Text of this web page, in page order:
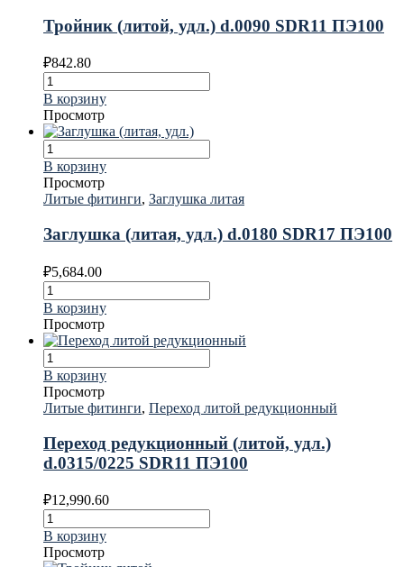
Тройник (литой, удл.) d.0090 SDR11 ПЭ100
₽842.80
В корзину
Просмотр
В корзину
Просмотр
Литые фитинги, Заглушка литая
Заглушка (литая, удл.) d.0180 SDR17 ПЭ100
₽5,684.00
В корзину
Просмотр
В корзину
Просмотр
Литые фитинги, Переход литой редукционный
Переход редукционный (литой, удл.)
d.0315/0225 SDR11 ПЭ100
₽12,990.60
В корзину
Просмотр